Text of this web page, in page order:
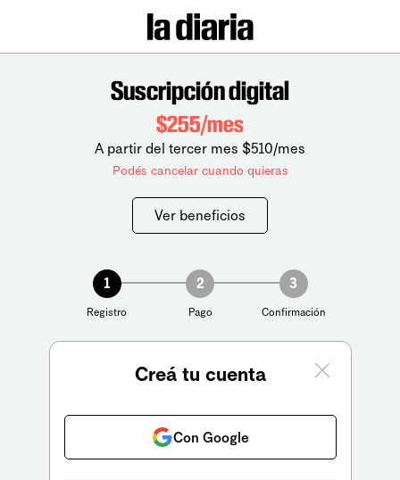
Suscripción digital
$255/mes
A partir del tercer mes $510/mes
Podés cancelar cuando quieras
Ver beneficios
1
Registro
2
Pago
3
Confirmación
Creá tu cuenta
Con Google